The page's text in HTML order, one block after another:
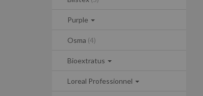
Purple
Osma (4)
Bioextratus
Loreal Professionnel